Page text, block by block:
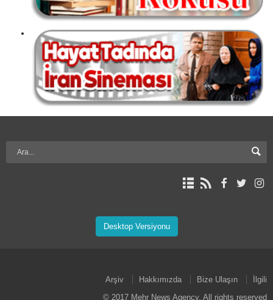
Desktop Versiyonu
Arşiv Hakkımızda Bize Ulaşın
İlgili
© 2017 Mehr News Agency. All rights reserved